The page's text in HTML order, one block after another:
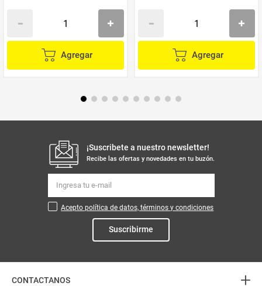
Agregar Agregar
¡Suscribete a nuestro newsletter!
Recibe las ofertas y novedades en tu buzón.
Acepto política de datos, términos y condiciones
Suscribirme
CONTACTANOS +